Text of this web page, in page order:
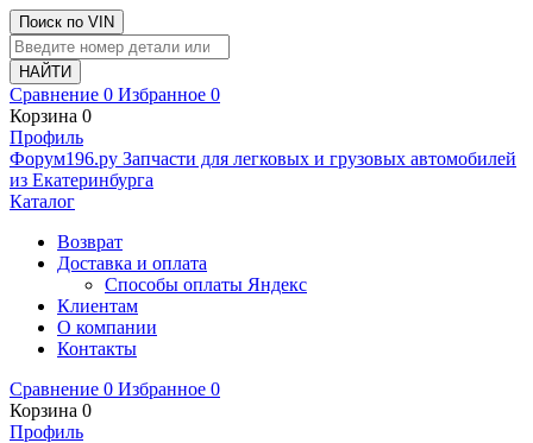
Поиск по VIN
Сравнение 0 Избранное 0
Корзина 0
Профиль
Фoрум196.ру Запчасти для легковых и грузовых автомобилей
из Екатеринбурга
Каталог
Возврат
Доставка и оплата
Способы оплаты Яндекс
Клиентам
О компании
Контакты
Сравнение 0 Избранное 0
Корзина 0
Профиль